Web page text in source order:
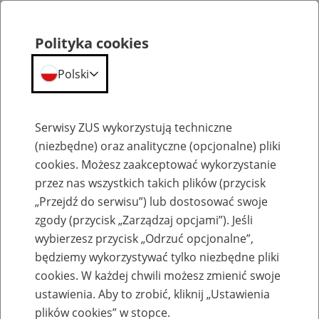
Emerytury
Baza zlikwidowanych lub
przekształconych zakładów pracy
Polityka cookies
Polski
Serwisy ZUS wykorzystują techniczne
(niezbędne) oraz analityczne (opcjonalne) pliki
cookies. Możesz zaakceptować wykorzystanie
przez nas wszystkich takich plików (przycisk
„Przejdź do serwisu”) lub dostosować swoje
zgody (przycisk „Zarządzaj opcjami”). Jeśli
wybierzesz przycisk „Odrzuć opcjonalne”,
będziemy wykorzystywać tylko niezbędne pliki
cookies. W każdej chwili możesz zmienić swoje
ustawienia. Aby to zrobić, kliknij „Ustawienia
plików cookies” w stopce.